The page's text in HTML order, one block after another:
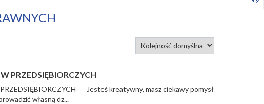
PRZEDSIĘBIORCZYCH
Jesteś kreatywny, masz ciekawy pomysł
własną dz...